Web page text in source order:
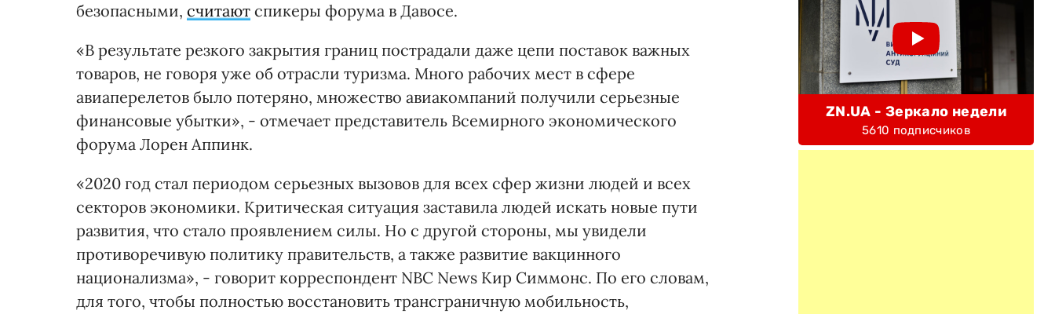
безопасными, считают спикеры форума в Давосе.
«В результате резкого закрытия границ пострадали даже цепи поставок важных
товаров, не говоря уже об отрасли туризма. Много рабочих мест в сфере
авиаперелетов было потеряно, множество авиакомпаний получили серьезные
финансовые убытки», - отмечает представитель Всемирного экономического
форума Лорен Аппинк.
«2020 год стал периодом серьезных вызовов для всех сфер жизни людей и всех
секторов экономики. Критическая ситуация заставила людей искать новые пути
развития, что стало проявлением силы. Но с другой стороны, мы увидели
противоречивую политику правительств, а также развитие вакцинного
национализма», - говорит корреспондент NBC News Кир Симмонс. По его словам,
для того, чтобы полностью восстановить трансграничную мобильность,
ZN.UA - Зеркало недели
5610 подписчиков